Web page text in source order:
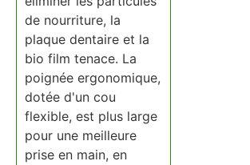
de nourriture, la
plaque dentaire et la
bio film tenace. La
poignée ergonomique,
dotée d'un cou
flexible, est plus large
pour une meilleure
prise en main, en